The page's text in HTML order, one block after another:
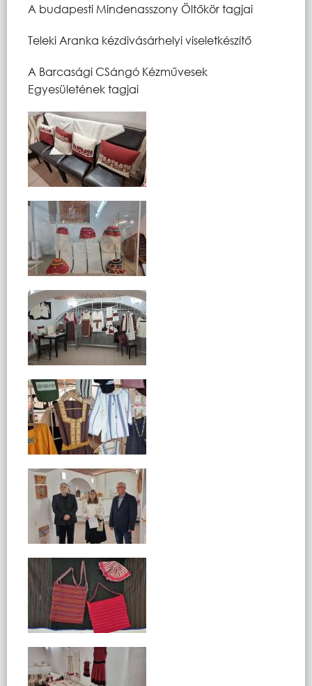
A budapesti Mindenasszony Öltőkör tagjai
Teleki Aranka kézdivásárhelyi viseletkészítő
A Barcasági CSángó Kézművesek
Egyesületének tagjai